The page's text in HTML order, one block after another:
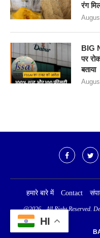
रंग
BIG
पर
बताया
हमारे बारे में Contact
@2026 - All Right Reserved.
HI